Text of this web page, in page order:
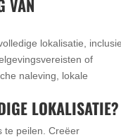
VAN
lokalisatie,
of
naleving, lokale
LOKALISATIE?
te peilen. Creëer